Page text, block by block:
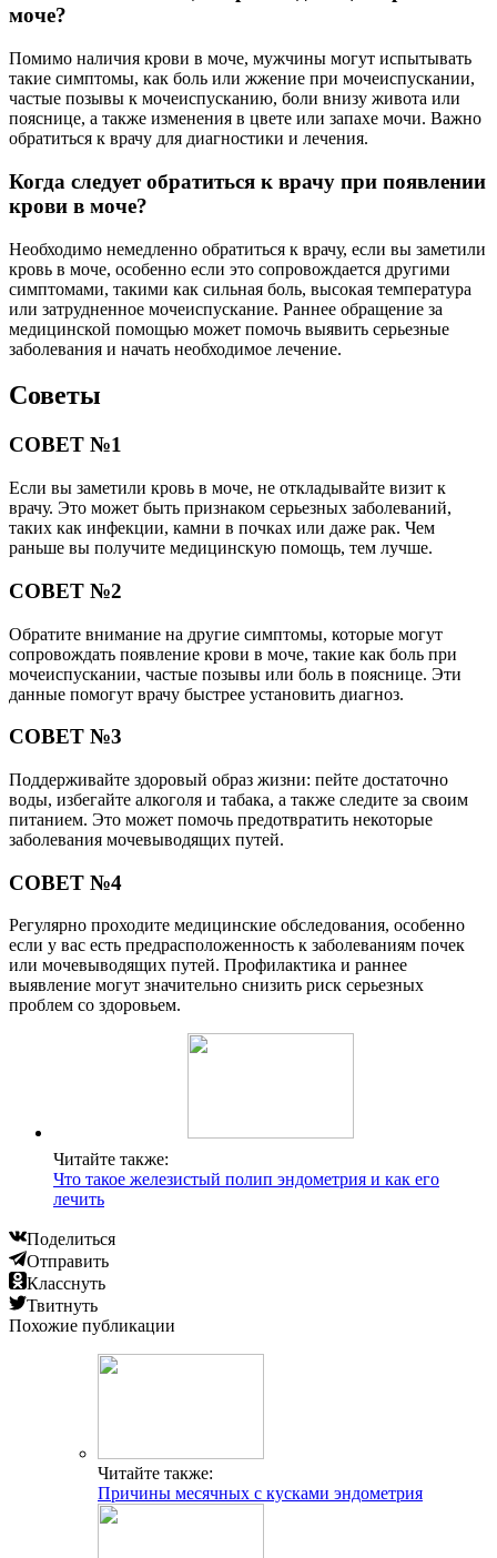
моче?
Помимо наличия крови в моче, мужчины могут испытывать
такие симптомы, как боль или жжение при мочеиспускании,
частые позывы к мочеиспусканию, боли внизу живота или
пояснице, а также изменения в цвете или запахе мочи. Важно
обратиться к врачу для диагностики и лечения.
Когда следует обратиться к врачу при появлении
крови в моче?
Необходимо немедленно обратиться к врачу, если вы заметили
кровь в моче, особенно если это сопровождается другими
симптомами, такими как сильная боль, высокая температура
или затрудненное мочеиспускание. Раннее обращение за
медицинской помощью может помочь выявить серьезные
заболевания и начать необходимое лечение.
Советы
СОВЕТ №1
Если вы заметили кровь в моче, не откладывайте визит к
врачу. Это может быть признаком серьезных заболеваний,
таких как инфекции, камни в почках или даже рак. Чем
раньше вы получите медицинскую помощь, тем лучше.
СОВЕТ №2
Обратите внимание на другие симптомы, которые могут
сопровождать появление крови в моче, такие как боль при
мочеиспускании, частые позывы или боль в пояснице. Эти
данные помогут врачу быстрее установить диагноз.
СОВЕТ №3
Поддерживайте здоровый образ жизни: пейте достаточно
воды, избегайте алкоголя и табака, а также следите за своим
питанием. Это может помочь предотвратить некоторые
заболевания мочевыводящих путей.
СОВЕТ №4
Регулярно проходите медицинские обследования, особенно
если у вас есть предрасположенность к заболеваниям почек
или мочевыводящих путей. Профилактика и раннее
выявление могут значительно снизить риск серьезных
проблем со здоровьем.
Читайте также:
Что такое железистый полип эндометрия и как его
лечить
Поделиться
Отправить
Класснуть
Твитнуть
Похожие публикации
Читайте также:
Причины месячных с кусками эндометрия